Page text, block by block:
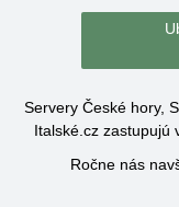
Servery České hory,
Italské.cz zastupujú
Ročne nás